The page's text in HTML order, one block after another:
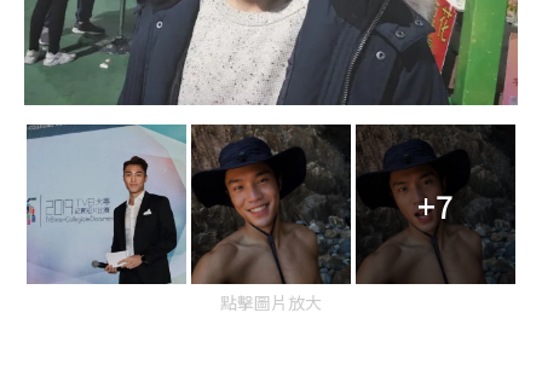
+7
點擊圖片放大